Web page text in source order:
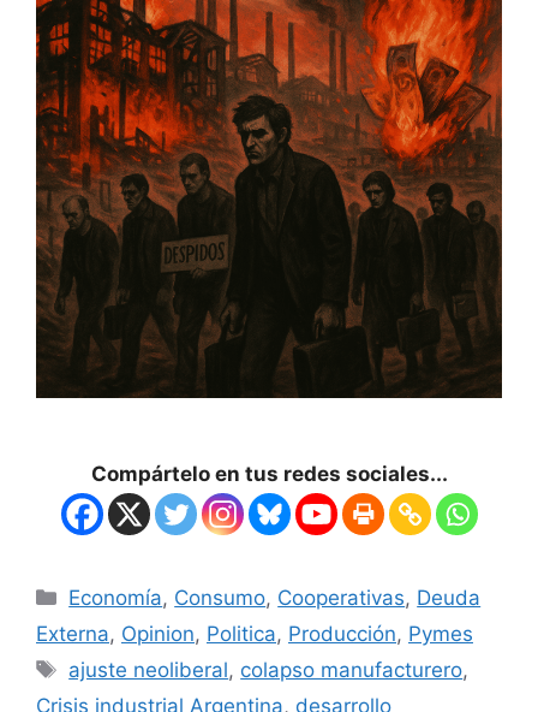
Compártelo en tus redes sociales...
Economía, Consumo, Cooperativas, Deuda
Externa, Opinion, Politica, Producción, Pymes
ajuste neoliberal, colapso manufacturero,
Crisis industrial Argentina, desarrollo